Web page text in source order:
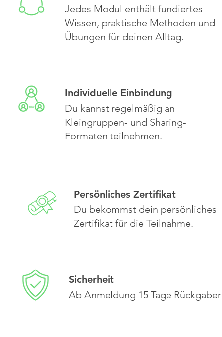
Jedes Modul enthält fundiertes
Wissen, praktische Methoden und
Übungen für deinen Alltag.
Individuelle Einbindung
Du kannst regelmäßig an
Kleingruppen- und Sharing-
Formaten teilnehmen.
Persönliches Zertifikat
Du bekommst dein persönliches
Zertifikat für die Teilnahme.
Sicherheit
Ab Anmeldung 15 Tage